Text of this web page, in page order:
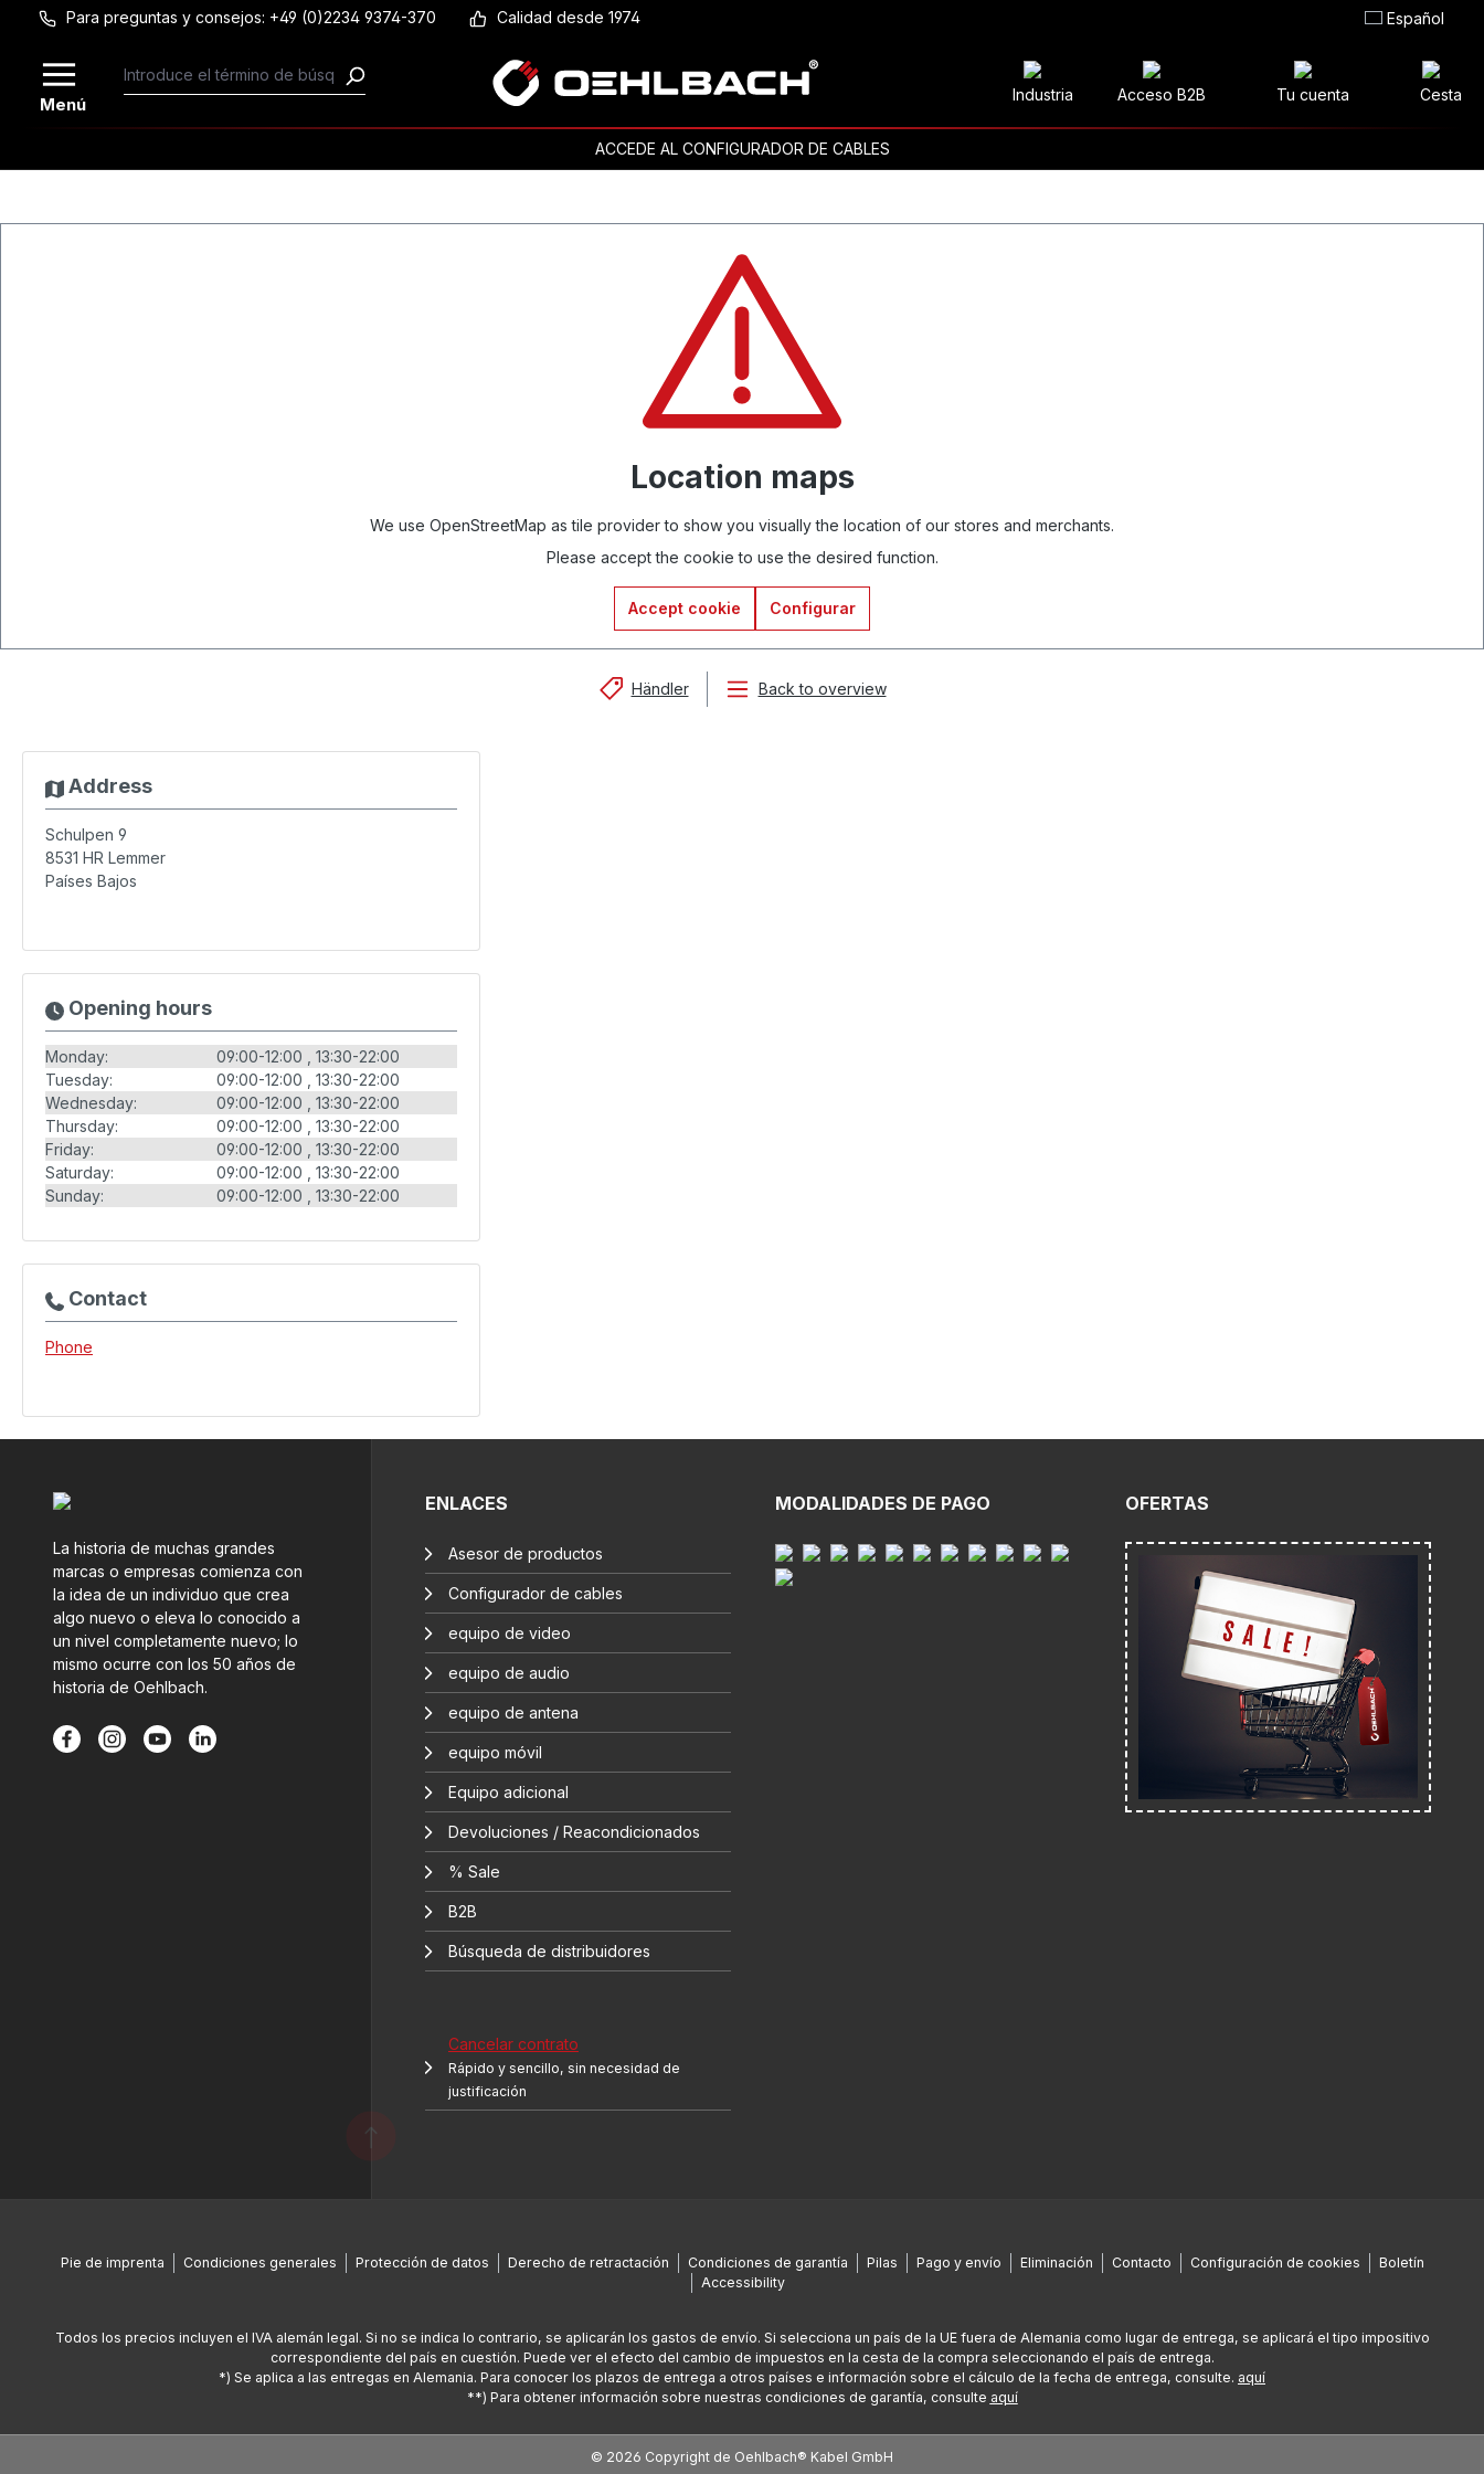
Saltar al contenido principal
Para preguntas y consejos: +49 (0)2234 9374-370 Calidad desde 1974 Español
Menú Industria Acceso B2B Tu cuenta Cesta
ACCEDE AL CONFIGURADOR DE CABLES
Location maps
We use OpenStreetMap as tile provider to show you visually the location of our stores and merchants.
Please accept the cookie to use the desired function.
Accept cookie Configurar
Händler Back to overview
Address
Schulpen 9
8531 HR Lemmer
Países Bajos
Opening hours
Monday: 09:00-12:00
13:30-22:00
Tuesday:
09:00-12:00
13:30-22:00
Wednesday:
09:00-12:00
13:30-22:00
Thursday:
09:00-12:00
13:30-22:00
Friday:
09:00-12:00
13:30-22:00
Saturday:
09:00-12:00
13:30-22:00
Sunday:
09:00-12:00 13:30-22:00
Contact
Phone
La historia de muchas grandes
marcas o empresas comienza con
la idea de un individuo que crea
algo nuevo o eleva lo conocido a
un nivel completamente nuevo; lo
mismo ocurre con los 50 años de
historia de Oehlbach.
ENLACES
Asesor de productos
Configurador de cables
equipo de video
equipo de audio
equipo de antena
equipo móvil
Equipo adicional
Devoluciones / Reacondicionados
% Sale
B2B
Búsqueda de distribuidores
Cancelar contrato
Rápido y sencillo, sin necesidad de
justificación
MODALIDADES DE PAGO OFERTAS
Pie de imprenta Condiciones generales Protección de datos Derecho de retractación Condiciones de garantía Pilas Pago y envío Eliminación Contacto Configuración de cookies
Boletín
Accessibility
Todos los precios incluyen el IVA alemán legal. Si no se indica lo contrario, se aplicarán los gastos de envío. Si selecciona un país de la UE fuera de Alemania como lugar de entrega, se aplicará el tipo impositivo
correspondiente del país en cuestión. Puede ver el efecto del cambio de impuestos en la cesta de la compra seleccionando el país de entrega.
*) Se aplica a las entregas en Alemania. Para conocer los plazos de entrega a otros países e información sobre el cálculo de la fecha de entrega, consulte. aquí
**) Para obtener información sobre nuestras condiciones de garantía, consulte aquí
© 2026 Copyright de Oehlbach® Kabel GmbH